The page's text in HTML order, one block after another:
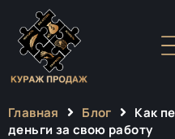
Главная Блог
Как
деньги за свою работу